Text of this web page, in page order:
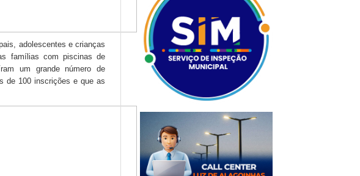
adolescentes e crianças
famílias com piscinas de
um grande número de
de 100 inscrições e que as